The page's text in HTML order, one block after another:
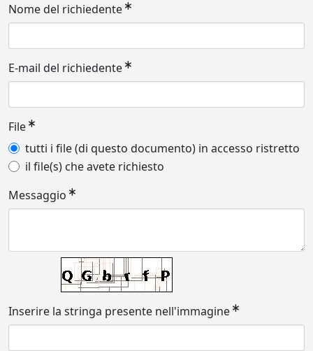
Nome del richiedente
E-mail del richiedente
File
tutti i file (di questo documento) in accesso ristretto
il file(s) che avete richiesto
Messaggio
Inserire la stringa presente nell'immagine